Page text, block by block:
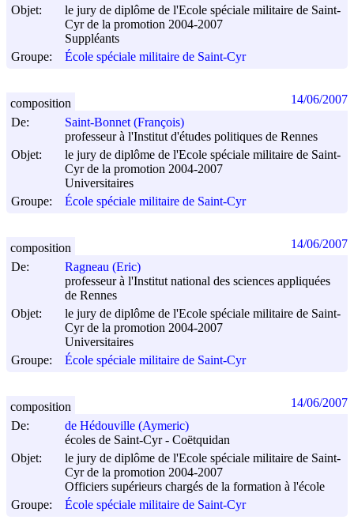
Objet:
le jury de diplôme de l'Ecole spéciale militaire de Saint-
Cyr de la promotion 2004-2007
Suppléants
Groupe:
École spéciale militaire de Saint-Cyr
De:
Saint-Bonnet (François)
professeur à l'Institut d'études politiques de Rennes
Objet:
le jury de diplôme de l'Ecole spéciale militaire de Saint-
Cyr de la promotion 2004-2007
Universitaires
Groupe:
École spéciale militaire de Saint-Cyr
composition 14/06/2007
De:
Ragneau (Eric)
professeur à l'Institut national des sciences appliquées
de Rennes
Objet:
le jury de diplôme de l'Ecole spéciale militaire de Saint-
Cyr de la promotion 2004-2007
Universitaires
Groupe:
École spéciale militaire de Saint-Cyr
composition 14/06/2007
De:
de Hédouville (Aymeric)
écoles de Saint-Cyr - Coëtquidan
Objet:
le jury de diplôme de l'Ecole spéciale militaire de Saint-
Cyr de la promotion 2004-2007
Officiers supérieurs chargés de la formation à l'école
Groupe:
École spéciale militaire de Saint-Cyr
composition 14/06/2007